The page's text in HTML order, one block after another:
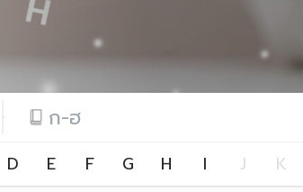
ก-ฮ
D E F G H I J K